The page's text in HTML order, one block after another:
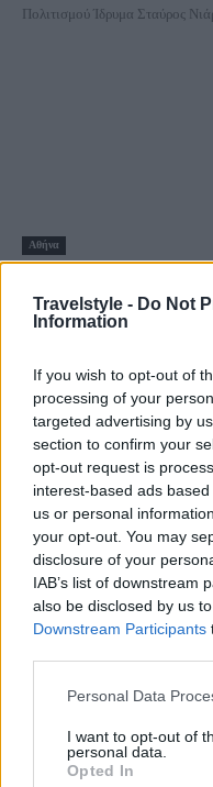
Travelstyle - Do Not
Information
If you wish to opt-out of
processing of your
targeted advertising by
section to confirm your
opt-out request is
interest-based ads
us or personal
your opt-out. You may
disclosure of your
IAB’s list of downstream
also be disclosed by us
Downstream Participants
Please note that this
not limited to your visit
grant or deny consent to
use your data for below
Personal Data
I want to opt-out of
personal data.
Opted In
Πολιτισμού Ίδρυμα Σταύρος
Αθήνα
Περιστέρι! (video)
δημιούργησαν την...
Ελλάδα
Οι προορισμοί για φέτος τα
μπορείτε να ανακαλύψετε...